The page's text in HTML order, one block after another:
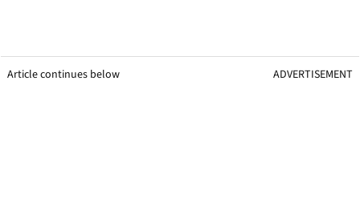
Article continues below ADVERTISEMENT